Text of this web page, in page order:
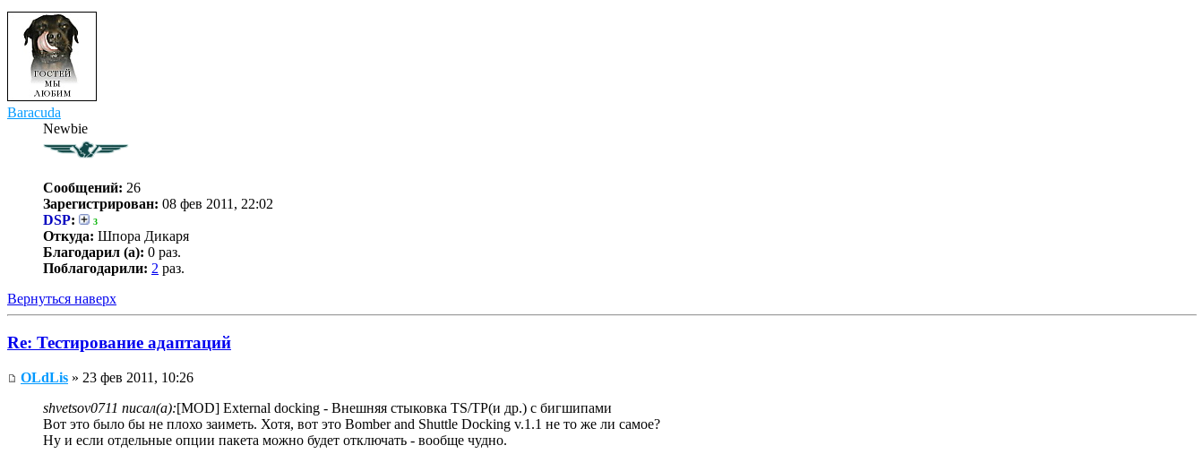
Baracuda
Newbie
Сообщений: 26
Зарегистрирован: 08 фев 2011, 22:02
DSP: 3
Откуда: Шпора Дикаря
Благодарил (а): 0 раз.
Поблагодарили: 2 раз.
Вернуться наверх
Re: Тестирование адаптаций
OLdLis » 23 фев 2011, 10:26
shvetsov0711 писал(а):[MOD] External docking - Внешняя стыковка TS/TP(и др.) с бигшипами
Вот это было бы не плохо заиметь. Хотя, вот это Bomber and Shuttle Docking v.1.1 не то же ли самое?
Ну и если отдельные опции пакета можно будет отключать - вообще чудно.